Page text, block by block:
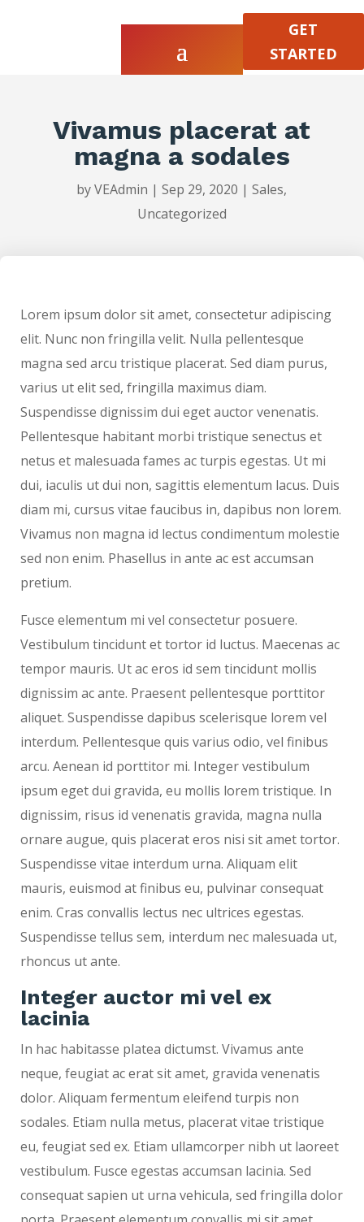
GET
STARTED
Vivamus placerat at
magna a sodales
byVEAdmin |Sep 29, 2020 |Sales,
Uncategorized
Lorem ipsum dolor sit amet, consectetur adipiscing
elit. Nunc non fringilla velit. Nulla pellentesque
magna sed arcu tristique placerat. Sed diam purus,
varius ut elit sed, fringilla maximus diam.
Suspendisse dignissim dui eget auctor venenatis.
Pellentesque habitant morbi tristique senectus et
netus et malesuada fames ac turpis egestas. Ut mi
dui, iaculis ut dui non, sagittis elementum lacus. Duis
diam mi, cursus vitae faucibus in, dapibus non lorem.
Vivamus non magna id lectus condimentum molestie
sed non enim. Phasellus in ante ac est accumsan
pretium.
Fusce elementum mi vel consectetur posuere.
Vestibulum tincidunt et tortor id luctus. Maecenas ac
tempor mauris. Ut ac eros id sem tincidunt mollis
dignissim ac ante. Praesent pellentesque porttitor
aliquet. Suspendisse dapibus scelerisque lorem vel
interdum. Pellentesque quis varius odio, vel finibus
arcu. Aenean id porttitor mi. Integer vestibulum
ipsum eget dui gravida, eu mollis lorem tristique. In
dignissim, risus id venenatis gravida, magna nulla
ornare augue, quis placerat eros nisi sit amet tortor.
Suspendisse vitae interdum urna. Aliquam elit
mauris, euismod at finibus eu, pulvinar consequat
enim. Cras convallis lectus nec ultrices egestas.
Suspendisse tellus sem, interdum nec malesuada ut,
rhoncus ut ante.
Integer auctor mi vel ex
lacinia
In hac habitasse platea dictumst. Vivamus ante
neque, feugiat ac erat sit amet, gravida venenatis
dolor. Aliquam fermentum eleifend turpis non
sodales. Etiam nulla metus, placerat vitae tristique
eu, feugiat sed ex. Etiam ullamcorper nibh ut laoreet
vestibulum. Fusce egestas accumsan lacinia. Sed
consequat sapien ut urna vehicula, sed fringilla dolor